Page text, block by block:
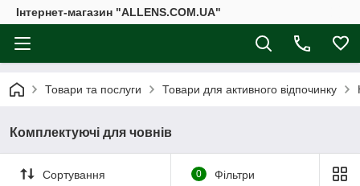
Інтернет-магазин "ALLENS.COM.UA"
Товари та послуги Товари для активного відпочинку
Комплектуючі для човнів
Сортування 0 Фільтри